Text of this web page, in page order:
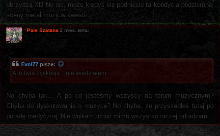
obrzydzą XD No nic, może kiedyś się podniesie ta kondycja podziemnej
sceny metal muzy w kwestii
Pale Szatana 2 mies. temu
Evol77 pisze:
A to była.dyskusja... nie wiedziałem.
No chyba tak... A po co jesteśmy wszyscy na forum muzycznym?
Chyba do dyskutowania o muzyce? No chyba, że przyszedłeś tutaj po
poradę medyczną. Nie wnikam, choć mimo wszystko raczej odradzam.